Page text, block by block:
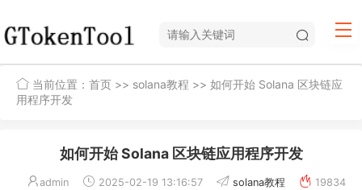
当前位置： 首页 >> solana教程 >> 如何开始 Solana 区块链应
用程序开发
如何开始 Solana 区块链应用程序开发
admin 2025-02-19 13:16:57 solana教程 19834